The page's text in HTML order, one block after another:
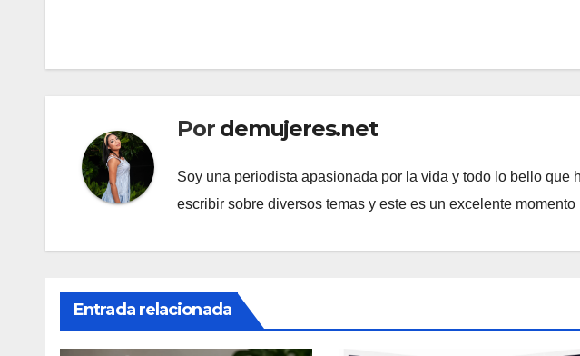
Por demujeres.net
Soy una periodista apasionada por la vida y todo lo bello que
escribir sobre diversos temas y este es un excelente
Entrada relacionada